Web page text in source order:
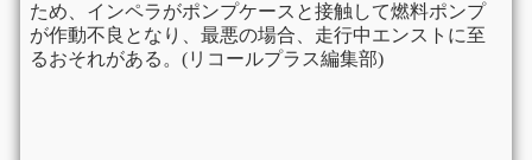
ため、インペラがポンプケースと接触して燃料ポンプ
が作動不良となり、最悪の場合、走行中エンストに至
るおそれがある。(リコールプラス編集部)